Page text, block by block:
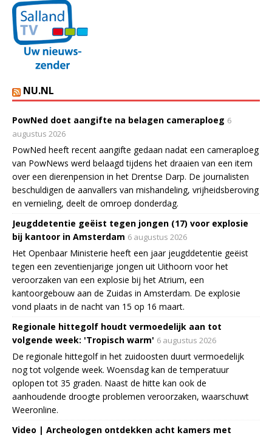
NU.NL
PowNed doet aangifte na belagen cameraploeg 6
augustus 2026
PowNed heeft recent aangifte gedaan nadat een cameraploeg
van PowNews werd belaagd tijdens het draaien van een item
over een dierenpension in het Drentse Darp. De journalisten
beschuldigen de aanvallers van mishandeling, vrijheidsberoving
en vernieling, deelt de omroep donderdag.
Jeugddetentie geëist tegen jongen (17) voor explosie
bij kantoor in Amsterdam 6 augustus 2026
Het Openbaar Ministerie heeft een jaar jeugddetentie geëist
tegen een zeventienjarige jongen uit Uithoorn voor het
veroorzaken van een explosie bij het Atrium, een
kantoorgebouw aan de Zuidas in Amsterdam. De explosie
vond plaats in de nacht van 15 op 16 maart.
Regionale hittegolf houdt vermoedelijk aan tot
volgende week: 'Tropisch warm' 6 augustus 2026
De regionale hittegolf in het zuidoosten duurt vermoedelijk
nog tot volgende week. Woensdag kan de temperatuur
oplopen tot 35 graden. Naast de hitte kan ook de
aanhoudende droogte problemen veroorzaken, waarschuwt
Weeronline.
Video | Archeologen ontdekken acht kamers met